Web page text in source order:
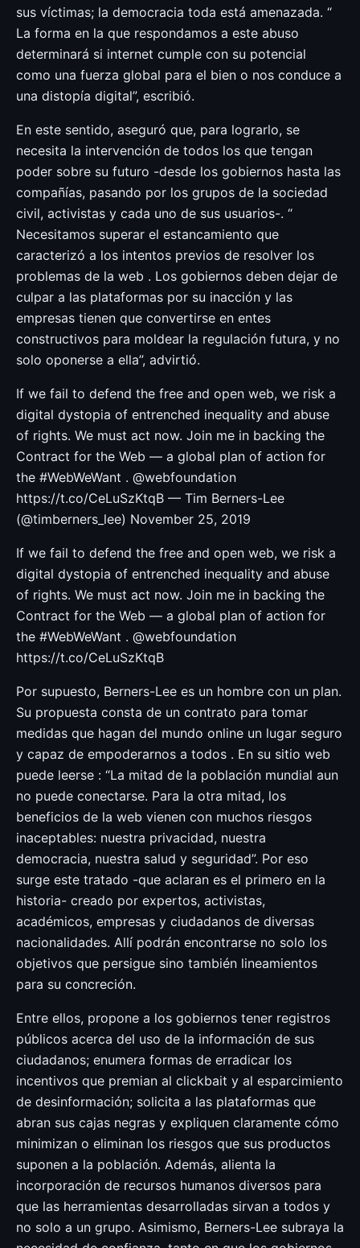
sus víctimas; la democracia toda está amenazada. “
La forma en la que respondamos a este abuso
determinará si internet cumple con su potencial
como una fuerza global para el bien o nos conduce a
una distopía digital”, escribió.
En este sentido, aseguró que, para lograrlo, se
necesita la intervención de todos los que tengan
poder sobre su futuro -desde los gobiernos hasta las
compañías, pasando por los grupos de la sociedad
civil, activistas y cada uno de sus usuarios-. “
Necesitamos superar el estancamiento que
caracterizó a los intentos previos de resolver los
problemas de la web . Los gobiernos deben dejar de
culpar a las plataformas por su inacción y las
empresas tienen que convertirse en entes
constructivos para moldear la regulación futura, y no
solo oponerse a ella”, advirtió.
If we fail to defend the free and open web, we risk a
digital dystopia of entrenched inequality and abuse
of rights. We must act now. Join me in backing the
Contract for the Web — a global plan of action for
the #WebWeWant . @webfoundation
https://t.co/CeLuSzKtqB — Tim Berners-Lee
(@timberners_lee) November 25, 2019
If we fail to defend the free and open web, we risk a
digital dystopia of entrenched inequality and abuse
of rights. We must act now. Join me in backing the
Contract for the Web — a global plan of action for
the #WebWeWant . @webfoundation
https://t.co/CeLuSzKtqB
Por supuesto, Berners-Lee es un hombre con un plan.
Su propuesta consta de un contrato para tomar
medidas que hagan del mundo online un lugar seguro
y capaz de empoderarnos a todos . En su sitio web
puede leerse : “La mitad de la población mundial aun
no puede conectarse. Para la otra mitad, los
beneficios de la web vienen con muchos riesgos
inaceptables: nuestra privacidad, nuestra
democracia, nuestra salud y seguridad”. Por eso
surge este tratado -que aclaran es el primero en la
historia- creado por expertos, activistas,
académicos, empresas y ciudadanos de diversas
nacionalidades. Allí podrán encontrarse no solo los
objetivos que persigue sino también lineamientos
para su concreción.
Entre ellos, propone a los gobiernos tener registros
públicos acerca del uso de la información de sus
ciudadanos; enumera formas de erradicar los
incentivos que premian al clickbait y al esparcimiento
de desinformación; solicita a las plataformas que
abran sus cajas negras y expliquen claramente cómo
minimizan o eliminan los riesgos que sus productos
suponen a la población. Además, alienta la
incorporación de recursos humanos diversos para
que las herramientas desarrolladas sirvan a todos y
no solo a un grupo. Asimismo, Berners-Lee subraya la